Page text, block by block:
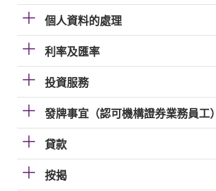
個人資料的處理
利率及匯率
投資服務
發牌事宜（認可機構證券業務員工）
貸款
按揭